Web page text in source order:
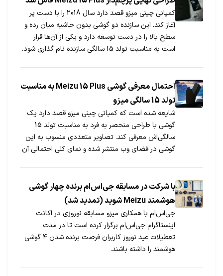
کمپانی چینی میزو قصد دارد سال 2018 را با دست پر
آغاز کند. این سازنده دو گوشی بدون حاشیه میان رده و
سطح بالا را در دست توسعه دارد و یکی از آن‌ها قرار
است به مناسبت تولد 15 سالگی سازنده نام گذاری شود.
احتمال معرفی گوشی Meizu 15 Plus به مناسبت
تولد 15 سالگی میزو
شایعه شده است که کمپانی چینی میزو قصد دارد یک
گوشی با طراحی منحصر به فرد به مناسبت تولد 15
سالگی‌اش معرفی کند. تصاویر متعددی منسوب به این
گوشی در فضای وب منتشر شده و نمای کلی احتمالی آن
با شرکت در مسابقه جی‌اس‌ام برنده چهار گوشی
هوشمند Meizu شوید (تمدید شد)
جی‌اس‌ام با همکاری میزو مسابقه نوروزی در اکانت
اینستاگرام جی‌اس‌ام برگزار کرده است تا در مدت
تعطیلات عید نوروز کاربران فرصت برنده شدن ۴ گوشی
هوشمند را داشته باشند.